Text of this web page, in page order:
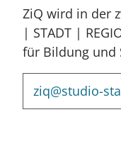
ZiQ wird in der
| STADT |
für Bildung und
ziq@studio-